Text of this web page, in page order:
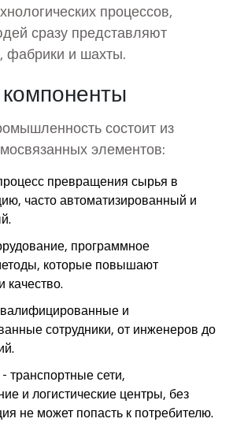
процессов,
сразу представляют
фабрики и шахты.
состоит из
элементов:
превращения сырья в
часто автоматизированный и
программное
которые повышают
качество.
и
сотрудники, от инженеров до
- транспортные сети,
и логистические центры, без
не может попасть к потребителю.